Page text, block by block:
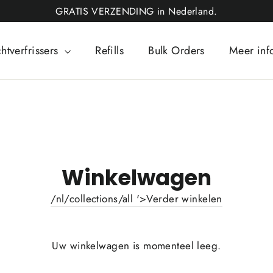
GRATIS VERZENDING in Nederland.
Refills Bulk Orders Meer
Winkelwagen
/nl/collections/all '>Verder winkelen
Uw winkelwagen is momenteel leeg.